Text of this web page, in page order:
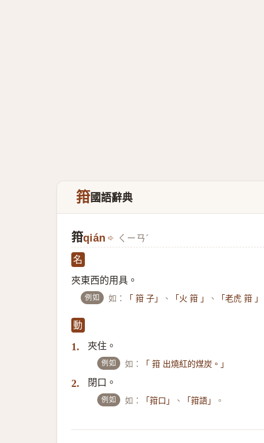
箝國語辭典
箝qián ㄑㄧㄢˊ
名
夾東西的用具。
例如 如： 「 箝 子」 、 「火 箝 」 、 「老虎 箝 」
動
1. 夾住。
例如 如： 「 箝 出燒紅的煤炭。」
2. 閉口。
例如 如： 「箝口」 、 「箝語」 。